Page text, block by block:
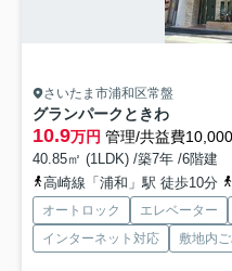
さいたま市浦和区常盤
グランパークときわ
10.9万円 管理/共益費
40.85㎡ (1LDK) /築7年 /6階建
高崎線「浦和」駅 徒歩10分
オートロック エレベーター
インターネット対応
敷地内